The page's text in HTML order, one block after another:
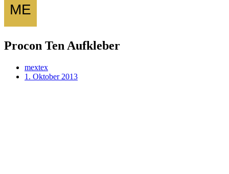
Procon Ten Aufkleber
mextex
1. Oktober 2013